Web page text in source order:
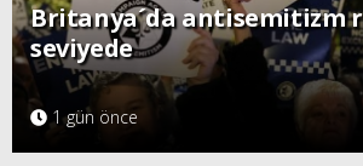
Britanya´da antisemitizm
seviyede
1 gün önce